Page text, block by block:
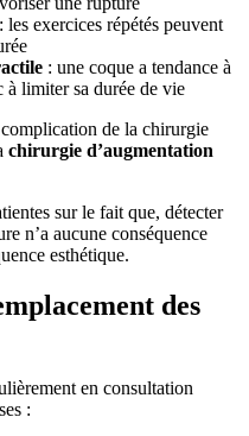
: les exercices répétés peuvent
: une coque a tendance à
à limiter sa durée de vie
de la chirurgie
chirurgie d’augmentation
sur le fait que, détecter
n’a aucune conséquence
esthétique.
des
en consultation
: